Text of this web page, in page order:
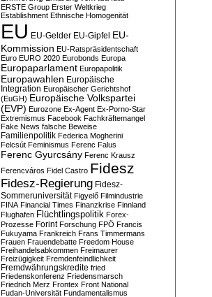
ERSTE Group Erster Weltkrieg
Establishment Ethnische Homogenität
EU EU-Gelder EU-Gipfel EU-
Kommission EU-Ratspräsidentschaft
Euro EURO 2020 Eurobonds Europa
Europaparlament Europapolitik
Europawahlen Europäische
Integration Europäischer Gerichtshof
(EuGH) Europäische Volkspartei
(EVP) Eurozone Ex-Agent Ex-Porno-Star
Extremismus Facebook Fachkräftemangel
Fake News falsche Beweise
Familienpolitik Federica Mogherini
Felcsút Feminismus Ferenc Falus
Ferenc Gyurcsány Ferenc Krausz
Ferencváros Fidel Castro Fidesz
Fidesz-Regierung Fidesz-
Sommeruniversität Figyelő Filmindustrie
FINA Financial Times Finanzkrise Finnland
Flughafen Flüchtlingspolitik Forex-
Prozesse Forint Forschung FPÖ Francis
Fukuyama Frankreich Frans Timmermans
Frauen Frauendebatte Freedom House
Freihandelsabkommen Freimaurer
Freizügigkeit Fremdenfeindlichkeit
Fremdwährungskredite fried
Friedenskonferenz Friedensmarsch
Friedrich Merz Frontex Front National
Fudan-Universität Fundamentalismus